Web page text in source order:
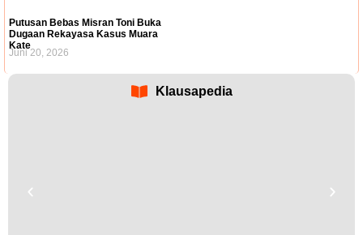
Putusan Bebas Misran Toni Buka
Dugaan Rekayasa Kasus Muara
Kate
Juni 20, 2026
Klausapedia